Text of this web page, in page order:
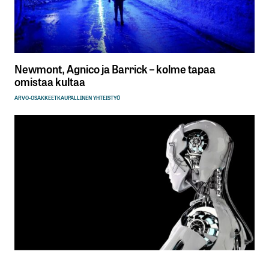
Newmont, Agnico ja Barrick – kolme tapaa
omistaa kultaa
ARVO-OSAKKEETKAUPALLINEN YHTEISTYÖ